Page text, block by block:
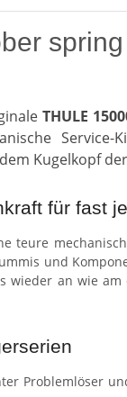
THULE
Kugelkopf
für fast
teure
und
an wie
Problemlöser